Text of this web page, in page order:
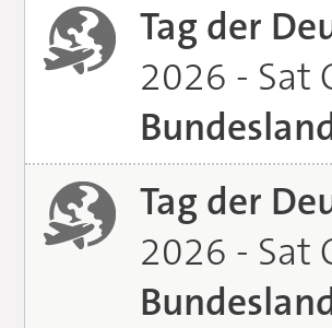
Tag der
2026 - Sat
Tag der
2026 - Sat